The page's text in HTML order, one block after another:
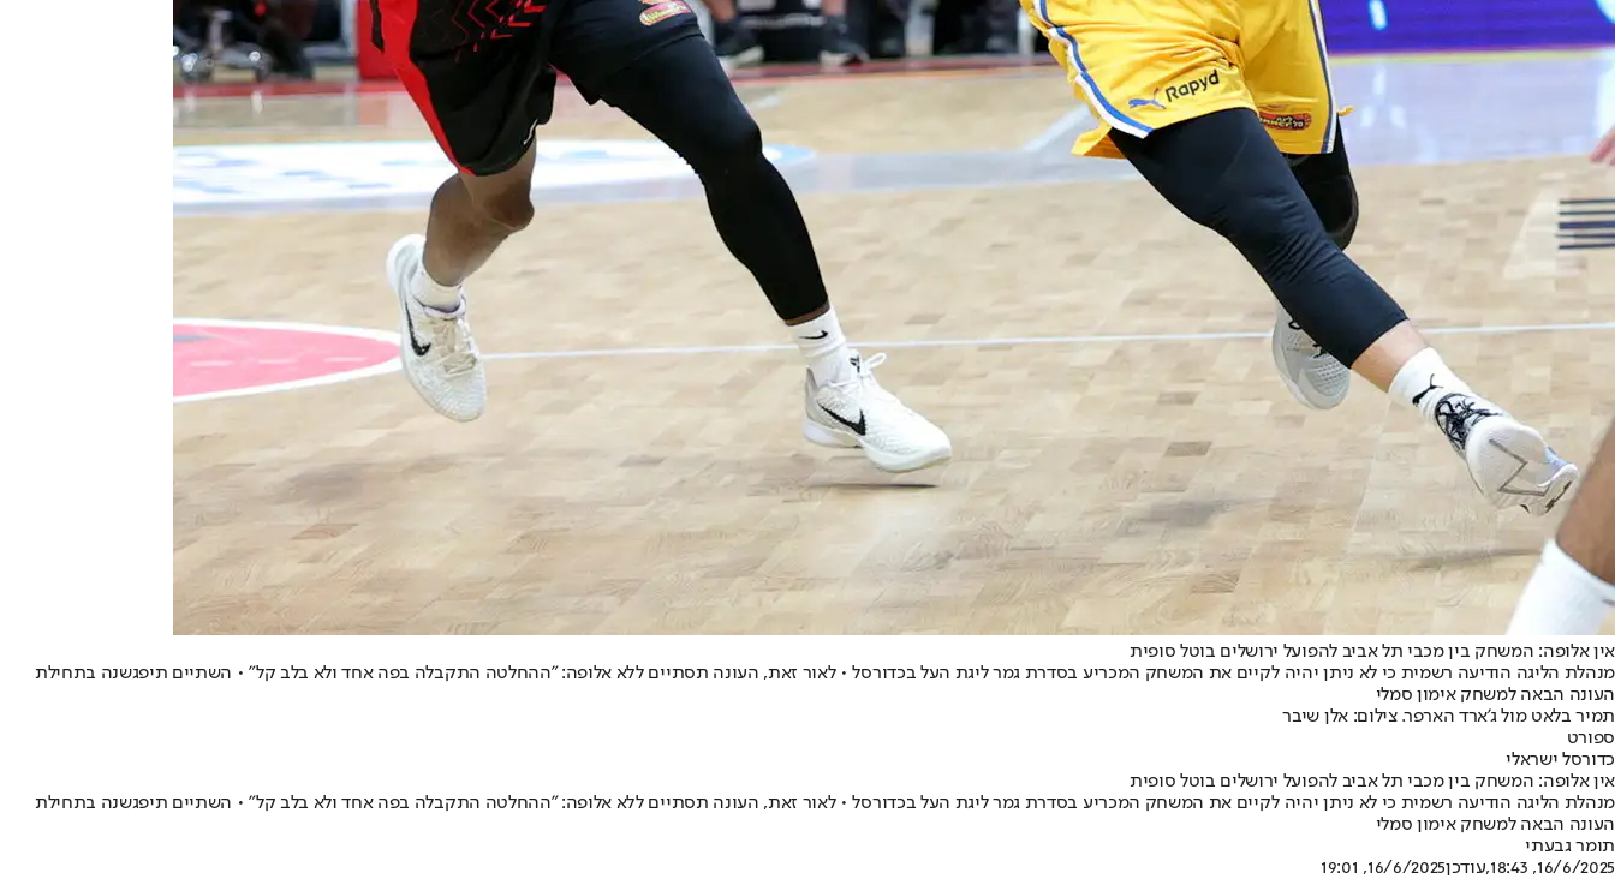
אין אלופה: המשחק בין מכבי תל אביב להפועל ירושלים בוטל סופית
מנהלת הליגה הודיעה רשמית כי לא ניתן יהיה לקיים את המשחק המכריע בסדרת גמר ליגת העל בכדורסל • לאור זאת, העונה תסתיים ללא אלופה: "ההחלטה התקבלה בפה אחד ולא בלב קל" • השתיים תיפגשנה בתחילת
העונה הבאה למשחק אימון סמלי
תמיר בלאט מול ג'ארד הארפר. צילום: אלן שיבר
ספורט
כדורסל ישראלי
אין אלופה: המשחק בין מכבי תל אביב להפועל ירושלים בוטל סופית
מנהלת הליגה הודיעה רשמית כי לא ניתן יהיה לקיים את המשחק המכריע בסדרת גמר ליגת העל בכדורסל • לאור זאת, העונה תסתיים ללא אלופה: "ההחלטה התקבלה בפה אחד ולא בלב קל" • השתיים תיפגשנה בתחילת
העונה הבאה למשחק אימון סמלי
תומר גבעתי
16/6/2025, 18:43
,עודכן16/6/2025, 19:01